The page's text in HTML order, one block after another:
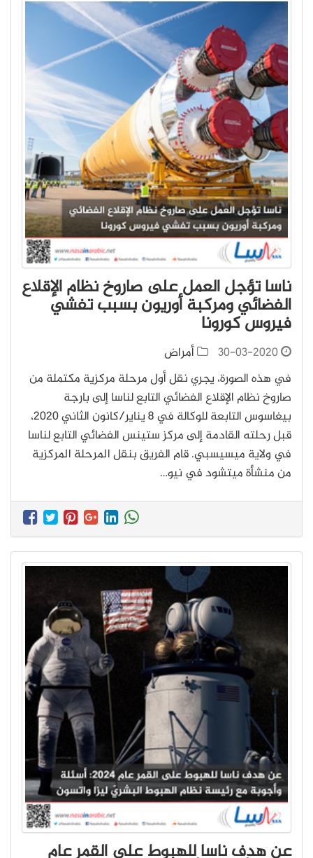
ناسا تؤجل العمل على صاروخ نظام الإقلاع
الفضائي ومركبة أوريون بسبب تفشي
فيروس كورونا
30-03-2020
أمراض
في هذه الصورة، يجري نقل أول مرحلة مركزية مكتملة من
صاروخ نظام الإقلاع الفضائي التابع لناسا إلى بارجة
بيغاسوس التابعة للوكالة في 8 يناير/كانون الثاني 2020،
قبل رحلته القادمة إلى مركز ستينس الفضائي التابع لناسا
في ولاية ميسيسبي. قام الفريق بنقل المرحلة المركزية
من منشأة ميتشود في نيو…
عن هدف ناسا للهبوط على القمر عام